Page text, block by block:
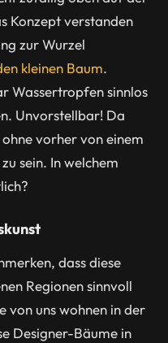
Konzept verstanden
zur Wurzel
kleinen Baum.
Wassertropfen sinnlos
Unvorstellbar! Da
vorher von einem
sein. In welchem
dass diese
Regionen sinnvoll
von uns wohnen in der
Designer-Bäume in